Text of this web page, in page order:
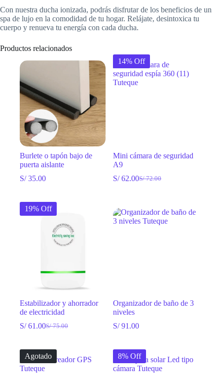
Con nuestra ducha ionizada, podrás disfrutar de los beneficios de un
spa de lujo en la comodidad de tu hogar. Relájate, desintoxica tu
cuerpo y renueva tu energía con cada ducha.
Productos relacionados
Burlete o tapón bajo de
puerta aislante
S/35.00
14% Off
Mini cámara de seguridad
A9
S/72.00
El
era:
S/ 72.00.
S/62.00El
es:
S/ 62.00.
19% Off
Estabilizador y ahorrador
de electricidad
S/75.00
El
original
era:
S/ 75.00.
S/61.00El
actual
es:
S/ 61.00.
Organizador de baño de 3
niveles
S/91.00
Agotado 8% Off